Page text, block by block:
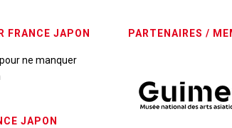
FRANCE JAPON
ne manquer
JAPON
PARTENAIRES /